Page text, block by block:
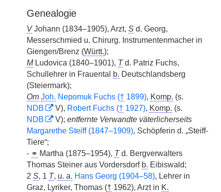
Genealogie
VJohann (1834–1905), Arzt, S d. Georg,
Messerschmied u. Chirurg. Instrumentenmacher in
Giengen/Brenz (Württ.);
MLudovica (1840–1901), Td. Patriz Fuchs,
Schullehrer in Frauental
b. Deutschlandsberg
(Steiermark);
Om Joh. Nepomuk Fuchs († 1899), Komp. (s.
NDB
V), Robert Fuchs († 1927), Komp. (s.
NDB
V); entfernte Verwandte väterlicherseits
Margarethe Steiff (1847–1909), Schöpferin d. „Steiff-
Tiere“;
- ⚭ Martha (1875–1954), Td. Bergverwalters
Thomas Steiner aus Vordersdorf b. Eibiswald;
2 S, 1 T, u. a. Hans Georg (1904–58), Lehrer in
Graz, Lyriker, Thomas († 1962), Arzt in K.